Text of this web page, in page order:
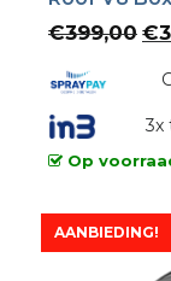
€399,00 €
3x
Op
AANBIEDING!